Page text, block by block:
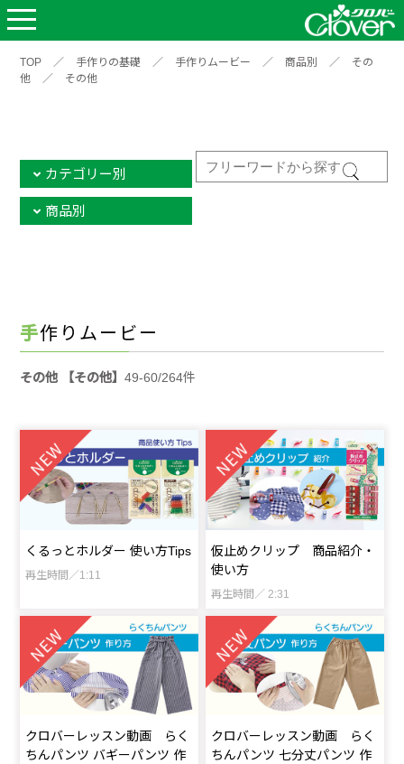
TOP ／ 手作りの基礎 ／ 手作りムービー ／ 商品別 ／
その
他
／ その他
カテゴリー別
商品別
手作りムービー
その他 【その他】49-60/264件
くるっとホルダー 使い方Tips
再生時間／1:11
仮止めクリップ 商品紹介・
使い方
再生時間／ 2:31
クロバーレッスン動画 らく
ちんパンツ バギーパンツ 作
クロバーレッスン動画 らく
ちんパンツ 七分丈パンツ 作